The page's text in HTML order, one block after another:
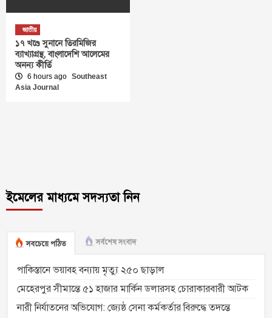
জাতীয়
১৭ খণ্ডে সুনানে তিরমিজির
ব্যাখ্যাগ্রন্থ, বাংলাদেশি আলেমের
অনন্য কীর্তি
6 hours ago Southeast
Asia Journal
ইমেলের মাধ্যমে সদস্যতা নিন
সবচেয়ে পঠিত সর্বশেষ সংবাদ
পাকিস্তানে ভয়াবহ বন্যায় মৃত্যু ২৫০ ছাড়াল
মেহেরপুর সীমান্তে ৫১ হাজার মার্কিন ডলারসহ চোরাকারবারী আটক
নারী নির্যাতনের অভিযোগ: জ্যেষ্ঠ সেনা কর্মকর্তার বিরুদ্ধে তদন্তে